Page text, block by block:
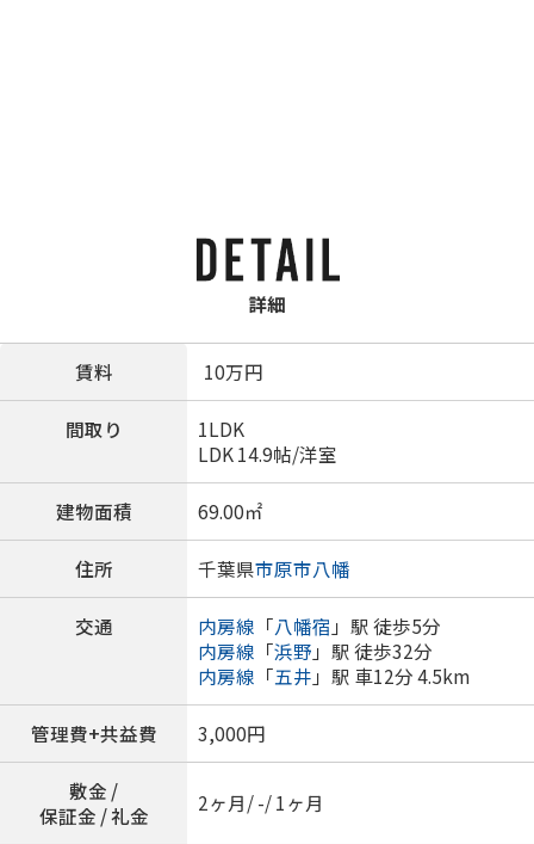
詳細
賃料 10万円
間取り
1LDK
LDK 14.9帖/洋室
建物面積 69.00㎡
住所 千葉県市原市八幡
交通 内房線 「八幡宿 」駅 徒歩5分
内房線 「浜野 」駅 徒歩32分
内房線 「五井 」駅 車12分 4.5km
管理費+共益費 3,000円
敷金 /
保証金 / 礼金
2ヶ月/ -/ 1ヶ月